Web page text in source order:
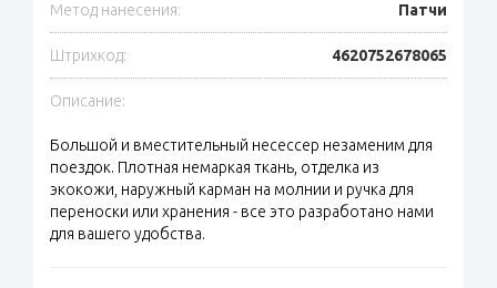
Метод нанесения: Патчи
Штрихкод: 4620752678065
Описание:
Большой и вместительный несессер незаменим для
поездок. Плотная немаркая ткань, отделка из
экокожи, наружный карман на молнии и ручка для
переноски или хранения - все это разработано нами
для вашего удобства.